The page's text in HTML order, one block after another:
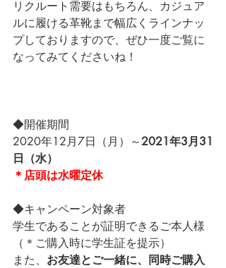
リクルート需要はもちろん、カジュア
ルに履ける革靴まで幅広くラインナッ
プしておりますので、ぜひ一度ご覧に
なってみてくださいね！
◆開催期間
2020年12月7日（月）～2021年3月31
日（水）
＊店頭は水曜定休
◆キャンペーン対象者
学生であることが証明できるご本人様
（＊ご購入時に学生証を提示）
また、 お友達とご一緒に、同時ご購入